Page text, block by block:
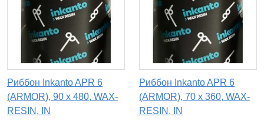
Риббон Inkanto APR 6
(ARMOR), 90 x 480, WAX-
RESIN, IN
Риббон Inkanto APR 6
(ARMOR), 70 х 360, WAX-
RESIN, IN